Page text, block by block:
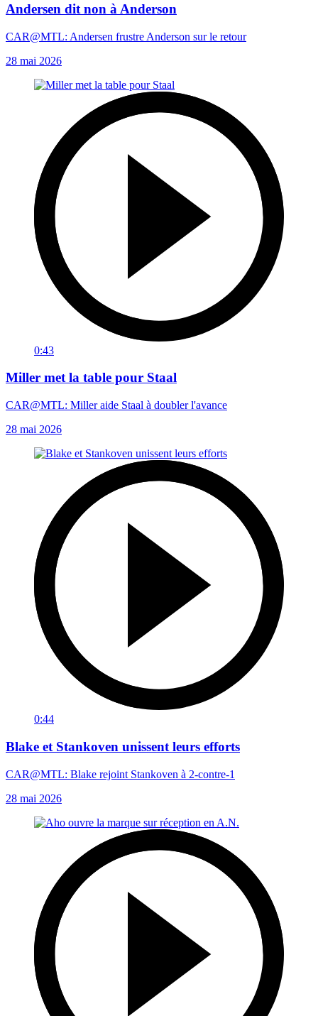
Andersen dit non à Anderson
CAR@MTL: Andersen frustre Anderson sur le retour
28 mai 2026
0:43
Miller met la table pour Staal
CAR@MTL: Miller aide Staal à doubler l'avance
28 mai 2026
0:44
Blake et Stankoven unissent leurs efforts
CAR@MTL: Blake rejoint Stankoven à 2-contre-1
28 mai 2026